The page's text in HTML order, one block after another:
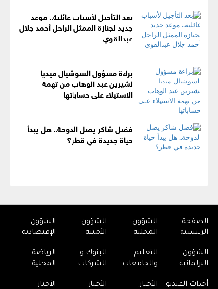
بعد التأجيل لأسباب عائلية.. موعد
جديد لجنازة الممثل الراحل أحمد جلال
عبدالقوي
براءة مسؤول السوشيال ميديا
لشيرين عبد الوهاب من تهمة
الاستيلاء على حساباتها
فضل شاكر يصل الدوحة.. هل يبدأ
حياة جديدة في قطر؟
الصفحة
الرئيسية
الشؤون
المحلية
الشؤون
الأمنية
الشؤون
الإقتصادية
الشؤون
البرلمانية
التعليم
والجامعات
البنوك و
الشركات
الرياضة
المحلية
أحداث الفيديو
الأخبار
الأخبار
الأخبار